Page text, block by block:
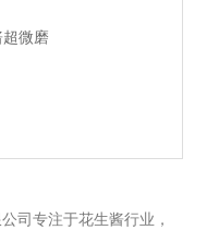
司专注于花生酱行业，